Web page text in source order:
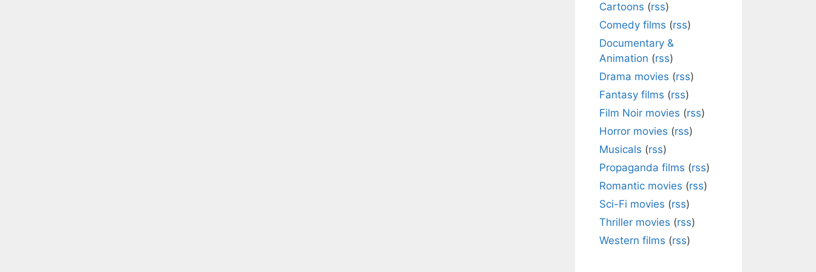
Cartoons (rss)
Comedy films (rss)
Documentary &
Animation (rss)
Drama movies (rss)
Fantasy films (rss)
Film Noir movies (rss)
Horror movies (rss)
Musicals (rss)
Propaganda films (rss)
Romantic movies (rss)
Sci-Fi movies (rss)
Thriller movies (rss)
Western films (rss)